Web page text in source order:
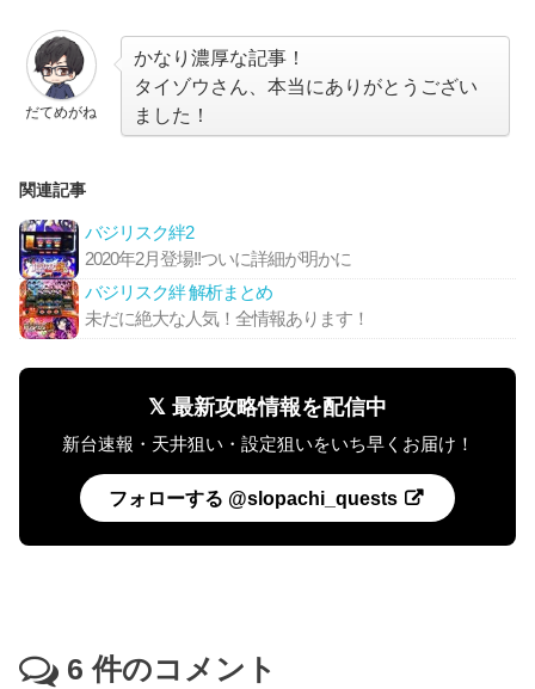
だてめがね
かなり濃厚な記事！
タイゾウさん、本当にありがとうござい
ました！
関連記事
バジリスク絆2
2020年2月登場!!ついに詳細が明かに
バジリスク絆 解析まとめ
未だに絶大な人気！全情報あります！
𝕏 最新攻略情報を配信中
新台速報・天井狙い・設定狙いをいち早くお届け！
フォローする @slopachi_quests
6 件のコメント